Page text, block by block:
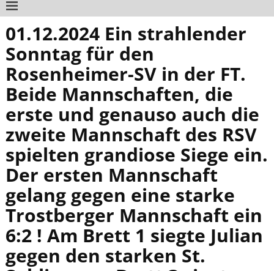
01.12.2024 Ein strahlender
Sonntag für den
Rosenheimer-SV in der FT.
Beide Mannschaften, die
erste und genauso auch die
zweite Mannschaft des RSV
spielten grandiose Siege ein.
Der ersten Mannschaft
gelang gegen eine starke
Trostberger Mannschaft ein
6:2 ! Am Brett 1 siegte Julian
gegen den starken St.